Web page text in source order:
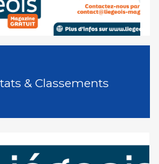
& Classements